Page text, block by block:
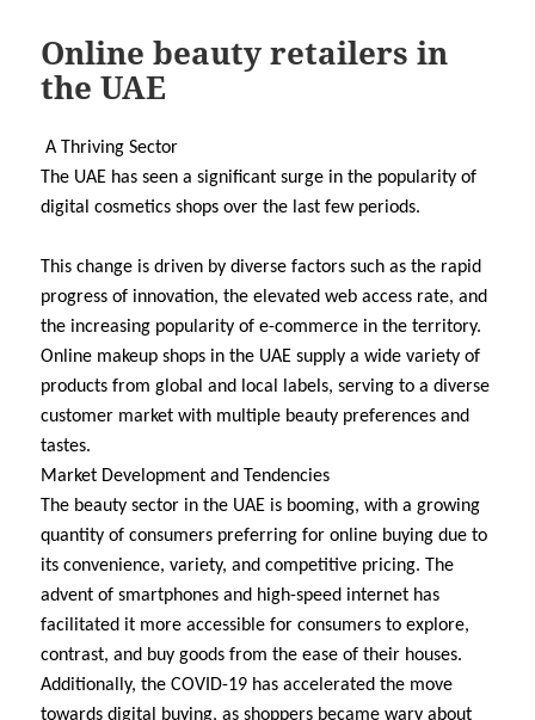
Online beauty retailers in
the UAE
A Thriving Sector
The UAE has seen a significant surge in the popularity of
digital cosmetics shops over the last few periods.
This change is driven by diverse factors such as the rapid
progress of innovation, the elevated web access rate, and
the increasing popularity of e-commerce in the territory.
Online makeup shops in the UAE supply a wide variety of
products from global and local labels, serving to a diverse
customer market with multiple beauty preferences and
tastes.
Market Development and Tendencies
The beauty sector in the UAE is booming, with a growing
quantity of consumers preferring for online buying due to
its convenience, variety, and competitive pricing. The
advent of smartphones and high-speed internet has
facilitated it more accessible for consumers to explore,
contrast, and buy goods from the ease of their houses.
Additionally, the COVID-19 has accelerated the move
towards digital buying, as shoppers became wary about